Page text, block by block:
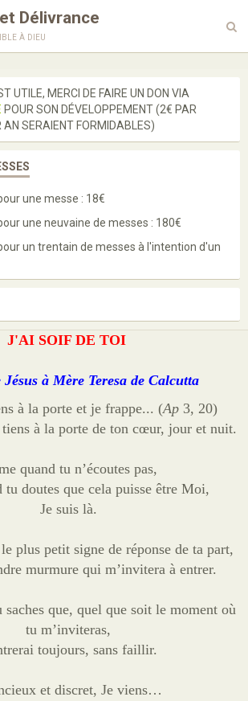
Délivrance
à dieu
J'AI SOIF DE TOI
Jésus à Mère Teresa de Calcutta
à la porte et je frappe... (Ap3, 20)
tiens à la porte de ton cœur, jour et nuit.
quand tu n’écoutes pas,
tu doutes que cela puisse être Moi,
Je suis là.
plus petit signe de réponse de ta part,
murmure qui m’invitera à entrer.
saches que, quel que soit le moment où
tu m’inviteras,
toujours, sans faillir.
et discret, Je viens…
UTILE, MERCI DE FAIRE UN DON VIA
POUR SON DÉVELOPPEMENT (2€ PAR
AN SERAIENT FORMIDABLES)
une messe : 18€
une neuvaine de messes : 180€
un trentain de messes à l'intention d'un